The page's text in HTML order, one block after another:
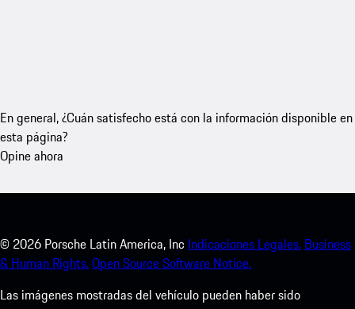
En general, ¿Cuán satisfecho está con la información disponible en
esta página?
Opine ahora
© 2026 Porsche Latin America, Inc Indicaciones Legales. Business
& Human Rights.Open Source Software Notice.
Las imágenes mostradas del vehículo pueden haber sido